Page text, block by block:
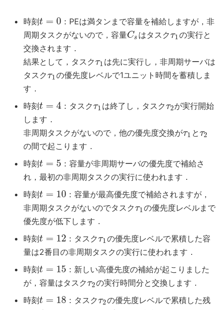
時刻t = 0 ：PEは満タンまで容量を補給しますが，非
周期タスクがないので，容量Cs はタスクτ1の実行と
交換されます．
結果として，タスクτ1 は先に実行し，非周期サーバは
タスクτ1の優先度レベルで1ユニット時間を蓄積しま
す．
時刻t = 4 ：タスクτ1 は終了し，タスクτ2が実行開始
します．
非周期タスクがないので，他の優先度交換がτ1 とτ2
の間で起こります．
時刻t = 5 ：容量が非周期サーバの優先度で補給さ
れ，最初の非周期タスクの実行に使われます．
時刻t = 10 ：容量が最高優先度で補給されますが，
非周期タスクがないのでタスクτ1の優先度レベルまで
優先度が低下します．
時刻t = 12 ：タスクτ1の優先度レベルで累積した容
量は2番目の非周期タスクの実行に使われます．
時刻t = 15 ：新しい高優先度の補給が起こりました
が，容量はタスクτ2の実行時間分と交換します．
時刻t = 18 ：タスクτ2の優先度レベルで累積した残